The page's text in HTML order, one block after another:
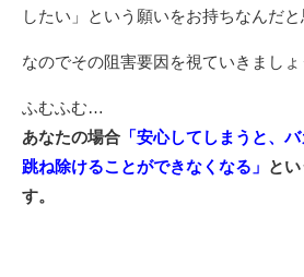
したい」という願いをお持ちなんだと
なのでその阻害要因を視ていきましょ
ふむふむ…
あなたの場合 「安心してしまうと、
跳ね除けることができなくなる」 と
す。